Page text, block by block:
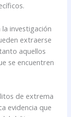
investigación
extraerse
aquellos
se encuentren
de extrema
evidencia que